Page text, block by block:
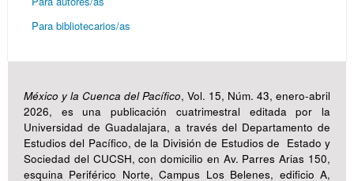
Para bibliotecarios/as
México y la Cuenca del Pacífico, Vol. 15, Núm. 43, enero-abril
2026, es una publicación cuatrimestral editada por la
Universidad de Guadalajara, a través del Departamento de
Estudios del Pacífico, de la División de Estudios de Estado y
Sociedad del CUCSH, con domicilio en Av. Parres Arias 150,
esquina Periférico Norte, Campus Los Belenes, edificio A,